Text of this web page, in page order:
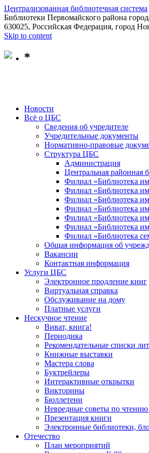
Централизованная библиотечная система
Библиотеки Первомайского района
630025, Российская Федерация, город
Skip to content
*
Новости
Всё о ЦБС
Сведения об учредителе
Учредительные документы
Нормативно-правовые
Структура ЦБС
Администрация
Центральная районная
Филиал «Библиотека
Филиал «Библиотека
Филиал «Библиотека
Филиал «Библиотека
Филиал «Библиотека
Филиал «Библиотека
Филиал «Библиотека
Общая информация об
Вакансии
Контактная информация
Услуги ЦБС
Электронное продление книг
Виртуальная справка
Обслуживание на дому
Платные услуги
Нескучное чтение
Виват, книга!
Периодика
Рекомендательные списки
Книжные выставки
Мастера слова
Буктрейлеры
Интерактивные открытки
Викторины
Бюллетени
Невредные советы по чтению
Презентация книги
Электронные библиотеки,
Отечество
План мероприятий